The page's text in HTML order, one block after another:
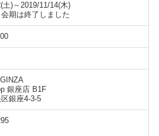
土)～2019/11/14(木)
期は終了しました
銀座店 B1F
銀座4-3-5